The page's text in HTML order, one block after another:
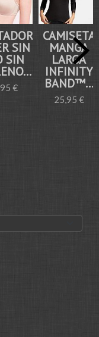
SIN
SIN
€
CAMISETA
MANGA
LARGA
INFINITY
BAND™...
25,95 €